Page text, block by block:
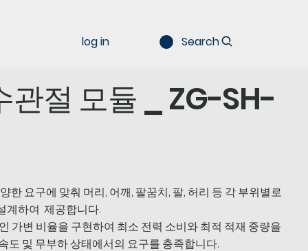
log in Search
관절 모듈 _ ZG-SH-
한 요구에 맞춰 머리, 어깨, 팔꿈치, 팔, 허리 등 각 부위별로
계하여 제공합니다.
가변 비율을 구현하여 최소 전력 소비와 최적 적재 중량을
도 및 무부하 상태에서의 요구를 충족합니다.